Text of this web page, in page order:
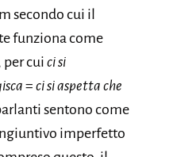
secondo cui il
funziona come
per cui ci si
= ci si aspetta che
sentono come
imperfetto